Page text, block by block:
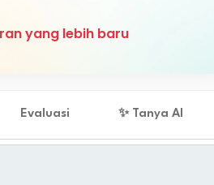
yang lebih baru
Evaluasi ✨ Tanya AI